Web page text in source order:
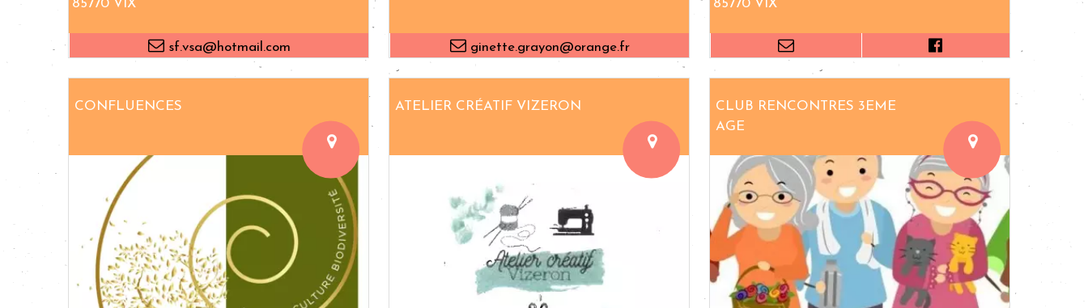
85770 VIX
sf.vsa@hotmail.com ginette.grayon@orange.fr
85770 VIX
CONFLUENCES ATELIER CRÉATIF VIZERON
CLUB RENCONTRES 3EME
AGE